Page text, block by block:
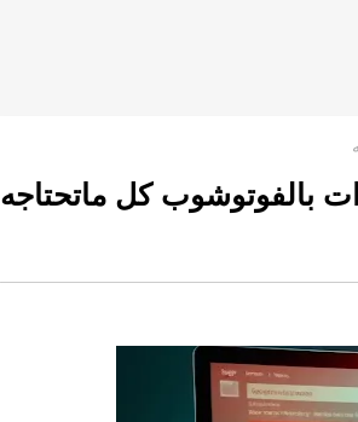
بالفوتوشوب كل ماتحتاجه